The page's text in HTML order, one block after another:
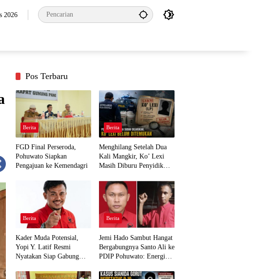
2026
Pos Terbaru
Berita
FGD Final Perseroda,
Pohuwato Siapkan
Pengajuan ke Kemendagri
Berita
Menghilang Setelah Dua
Kali Mangkir, Ko’ Lexi
Masih Diburu Penyidik
Berita
Kader Muda Potensial,
Yopi Y. Latif Resmi
Nyatakan Siap Gabung
Demi Kawal Aspirasi Bumi
Berita
Jemi Hado Sambut Hangat
Bergabungnya Santo Ali ke
PDIP Pohuwato: Energi
Rakyat